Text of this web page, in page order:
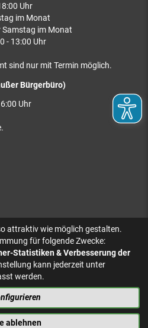
Uhr
im Monat
Samstag im Monat
- 13:00 Uhr
sind nur mit Termin möglich.
Bürgerbüro)
Uhr
NACH OBEN
attraktiv wie möglich gestalten.
für folgende Zwecke:
Statistiken & Verbesserung der
kann jederzeit unter
werden.
ablehnen